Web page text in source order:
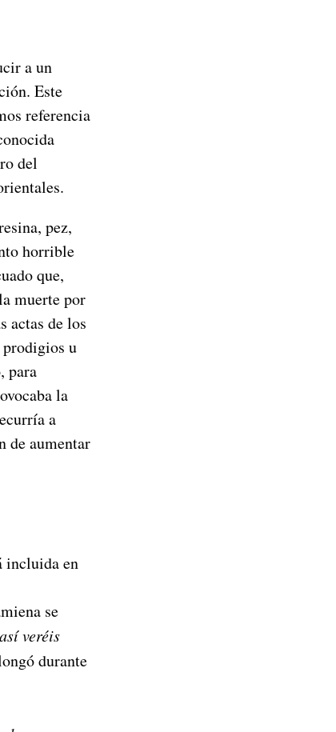
a un
Este
referencia
del
pez,
horrible
que,
muerte por
actas de los
prodigios u
para
la
a
de aumentar
incluida en
se
así veréis
durante